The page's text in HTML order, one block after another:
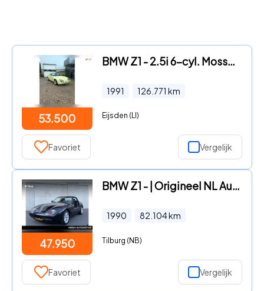
53.500
BMW Z1 - 2.5i 6-cyl. Mosselman Turbo Systems 245PK Fun-gelb
1991 126.771 km
Eijsden (LI)
Favoriet Vergelijk
47.950
BMW Z1 - | Origineel NL Auto | Dealer Onderhouden | 3e Eigenaar | Tra
1990 82.104km
Tilburg (NB)
Favoriet Vergelijk